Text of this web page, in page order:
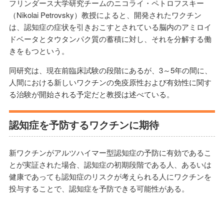
フリンダース大学研究チームのニコライ・ペトロフスキー
（Nikolai Petrovsky）教授によると、開発されたワクチン
は、認知症の症状を引きおこすとされている脳内のアミロイ
ドベータとタウタンパク質の蓄積に対し、それを分解する働
きをもつという。
同研究は、現在前臨床試験の段階にあるが、3～5年の間に、
人間における新しいワクチンの免疫原性および有効性に関す
る治験が開始される予定だと教授は述べている。
認知症を予防するワクチンに期待
新ワクチンがアルツハイマー型認知症の予防に有効であるこ
とが実証された場合、認知症の初期段階である人、あるいは
健康であっても認知症のリスクが考えられる人にワクチンを
投与することで、認知症を予防できる可能性がある。